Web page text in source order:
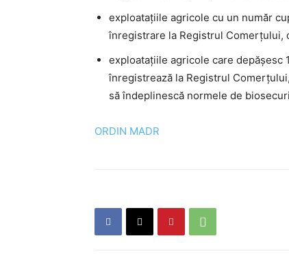
exploataţiile agricole cu un număr
înregistrare la Registrul Comerţului,
exploataţiile agricole care depăşesc
înregistrează la Registrul
să îndeplinescă normele de
ORDIN MADR